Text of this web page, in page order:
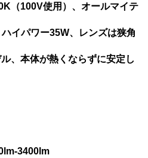
（100V使用）、オールマイテ
イパワー35W、レンズは狭角
、本体が熱くならずに安定し
3400lm